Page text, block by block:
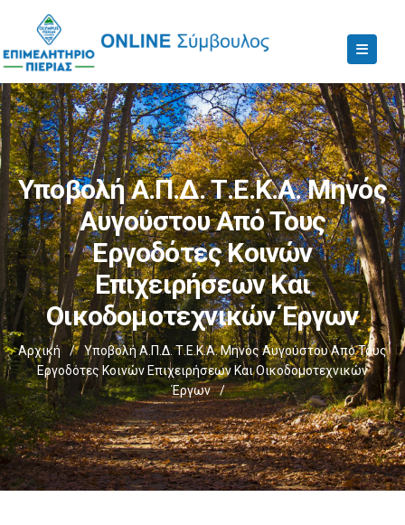
Υποβολή Α.Π.Δ. Τ.Ε.Κ.Α. Μηνός
Αυγούστου Από Τους
Εργοδότες Κοινών
Επιχειρήσεων Και
Οικοδομοτεχνικών Έργων
Αρχική /
Υποβολή Α.Π.Δ. Τ.Ε.Κ.Α. Μηνός Αυγούστου Από Τους
Εργοδότες Κοινών Επιχειρήσεων Και Οικοδομοτεχνικών
Έργων
/